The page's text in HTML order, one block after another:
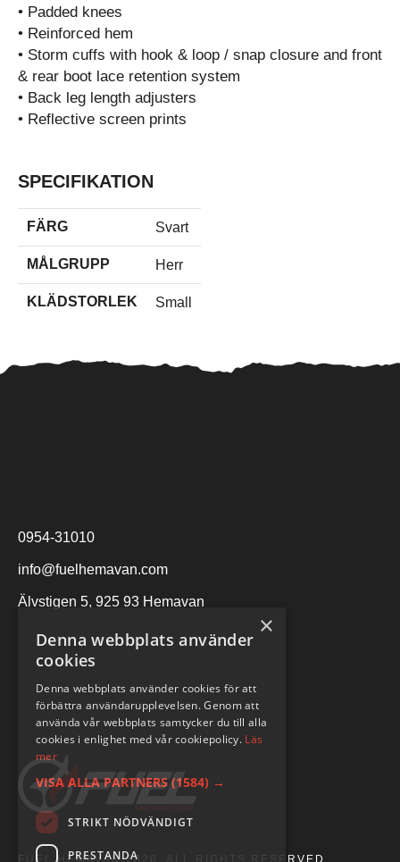
• Padded knees
• Reinforced hem
• Storm cuffs with hook & loop / snap closure and front
& rear boot lace retention system
• Back leg length adjusters
• Reflective screen prints
SPECIFIKATION
FÄRG Svart
MÅLGRUPP Herr
KLÄDSTORLEK Small
0954-31010
info@fuelhemavan.com
Älvstigen 5, 925 93 Hemavan
FUEL HEMAVAN 2026. ALL RIGHTS RESERVED.
×
Denna webbplats använder
cookies
Denna webbplats använder cookies för att
förbättra användarupplevelsen. Genom att
använda vår webbplats samtycker du till alla
cookies i enlighet med vår cookiepolicy. Läs
mer
VISA ALLA PARTNERS (1584) →
STRIKT NÖDVÄNDIGT
PRESTANDA